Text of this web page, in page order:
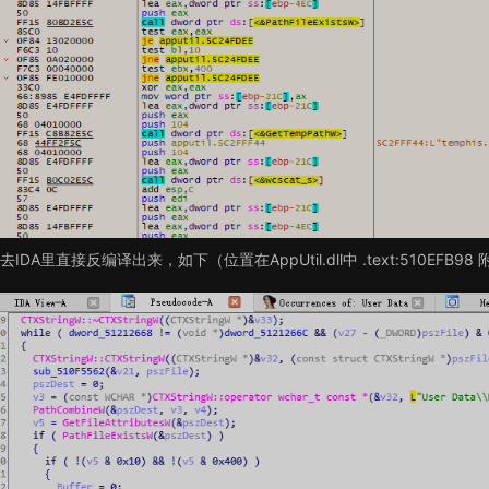
IDA里直接反编译出来，如下（位置在AppUtil.dll中 .text:510EFB98